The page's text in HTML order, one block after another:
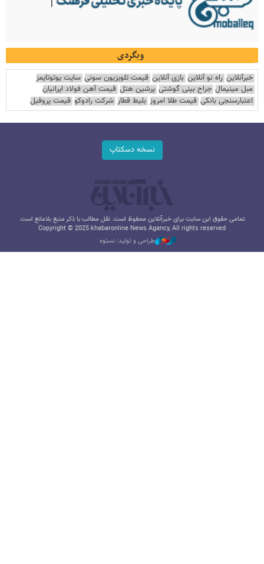
وبگردی
خبرآنلاین راه نو آنلاین بازی آنلاین قیمت تلویزیون سونی سایت یوتوتایمز
مبل مینیمال جراح بینی گوشتی پرشین هتل قیمت آهن فولاد ایرانیان
اعتبارسنجی بانکی قیمت طلا امروز بلیط قطار شرکت رادوکو قیمت پروفیل
نسخه دسکتاپ
تمامی حقوق این سایت برای خبرآنلاین محفوظ است. نقل مطالب با ذکر منبع بلامانع است.
Copyright © 2025 khabaronline News Agancy, All rights reserved
طراحی و تولید: نستوه